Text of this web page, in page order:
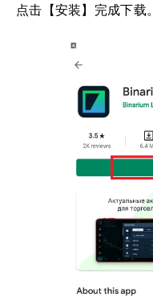
点击【安装】完成下载。